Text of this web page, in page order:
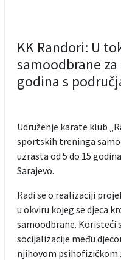
KK Randori: U
samoodbrane
godina s
Udruženje karate klub
sportskih treninga
uzrasta od 5 do 15
Sarajevo.
Radi se o realizaciji
u okviru kojeg se djeca
samoodbrane. Koristeći
socijalizacije među
njihovom psihofizičkom